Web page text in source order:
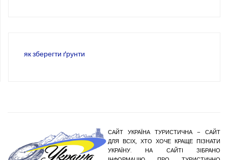
як зберегти ґрунти
САЙТ УКРАЇНА ТУРИСТИЧНА – САЙТ
ДЛЯ ВСІХ, ХТО ХОЧЕ КРАЩЕ ПІЗНАТИ
УКРАЇНУ. НА САЙТІ ЗІБРАНО